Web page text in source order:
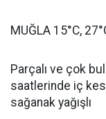
MUĞLA 15°C,
Parçalı ve çok
saatlerinde iç
sağanak yağışlı